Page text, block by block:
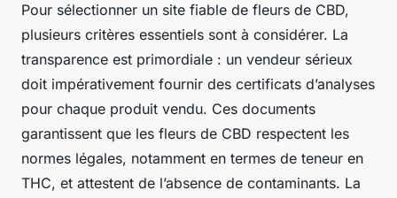
Pour sélectionner un site fiable de fleurs de CBD,
plusieurs critères essentiels sont à considérer. La
transparence est primordiale : un vendeur sérieux
doit impérativement fournir des certificats d’analyses
pour chaque produit vendu. Ces documents
garantissent que les fleurs de CBD respectent les
normes légales, notamment en termes de teneur en
THC, et attestent de l’absence de contaminants. La